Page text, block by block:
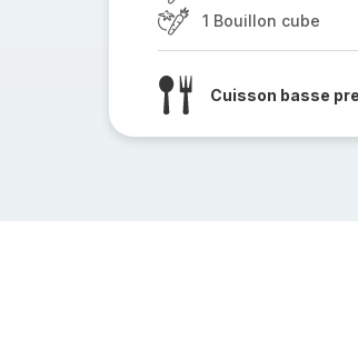
1 Bouillon cube
Cuisson basse